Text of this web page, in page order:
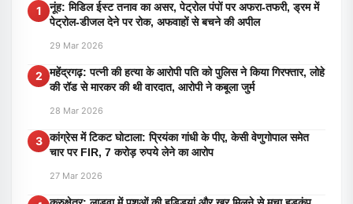
1
नूंह: मिडिल ईस्ट तनाव का असर, पेट्रोल पंपों पर अफरा-तफरी, ड्रम में
पेट्रोल-डीजल देने पर रोक, अफवाहों से बचने की अपील
29 Mar 2026
2
महेंद्रगढ़: पत्नी की हत्या के आरोपी पति को पुलिस ने किया गिरफ्तार, लोहे
की रॉड से मारकर की थी वारदात, आरोपी ने कबूला जुर्म
28 Mar 2026
3 कांग्रेस में टिकट घोटाला: प्रियंका गांधी के पीए, केसी वेणुगोपाल समेत
चार पर FIR, 7 करोड़ रुपये लेने का आरोप
27 Mar 2026